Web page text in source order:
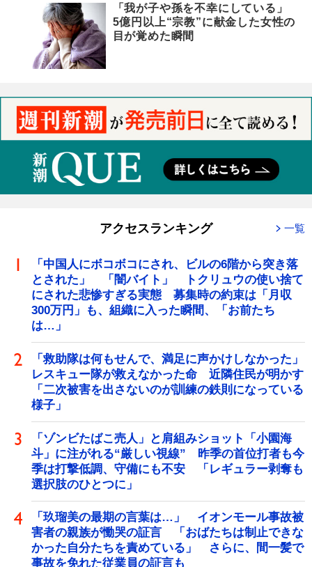
「我が子や孫を不幸にしている」
5億円以上“宗教”に献金した女性の
目が覚めた瞬間
アクセスランキング 一覧
「中国人にボコボコにされ、ビルの6階から突き落
とされた」 「闇バイト」 トクリュウの使い捨て
にされた悲惨すぎる実態 募集時の約束は「月収
300万円」も、組織に入った瞬間、「お前たち
は…」
「救助隊は何もせんで、満足に声かけしなかった」
レスキュー隊が救えなかった命 近隣住民が明かす
「二次被害を出さないのが訓練の鉄則になっている
様子」
「ゾンビたばこ売人」と肩組みショット「小園海
斗」に注がれる“厳しい視線” 昨季の首位打者も今
季は打撃低調、守備にも不安 「レギュラー剥奪も
選択肢のひとつに」
「玖瑠美の最期の言葉は…」 イオンモール事故被
害者の親族が慟哭の証言 「おばたちは制止できな
かった自分たちを責めている」 さらに、間一髪で
事故を免れた従業員の証言も